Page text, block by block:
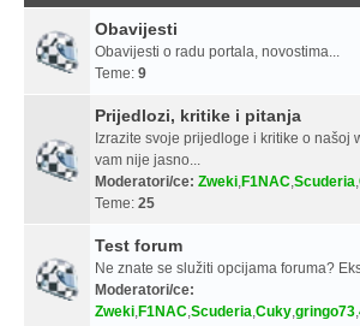
Obavijesti
Obavijesti o radu portala, novostima...
Teme: 9
Prijedlozi, kritike i pitanja
Izrazite svoje prijedloge i kritike o našoj
vam nije jasno...
Moderatori/ce: Zweki,F1NAC,Scuderia,
Teme: 25
Test forum
Ne znate se služiti opcijama foruma?
Moderatori/ce:
Zweki,F1NAC,Scuderia,Cuky,gringo73,